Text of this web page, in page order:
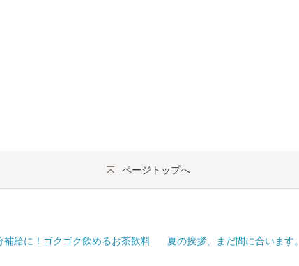
ページトップへ
補給に！ゴクゴク飲めるお茶飲料 夏の挨拶、まだ間に合います。